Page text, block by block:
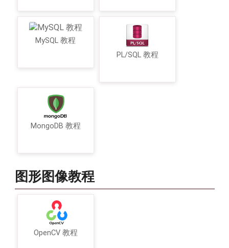
MySQL 教程
PL/SQL 教程
MongoDB 教程
图形图像教程
OpenCV 教程